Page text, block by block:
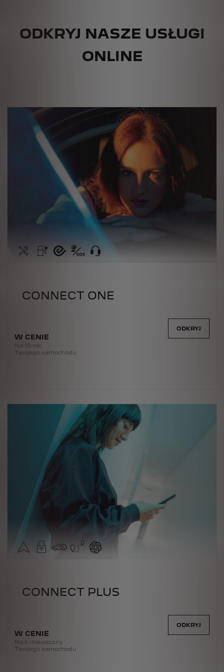
ODKRYJ NASZE USŁUGI
ONLINE
CONNECT ONE
W CENIE
Na 10 rok
Twojego samochodu
ODKRYJ
CONNECT PLUS
W CENIE
Na 6 miesięczny
Twojego samochodu
ODKRYJ